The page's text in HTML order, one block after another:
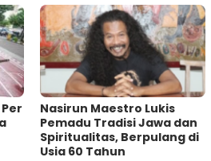
‎Nasirun Maestro Lukis
Pemadu Tradisi Jawa dan
Spiritualitas, Berpulang di
Usia 60 Tahun